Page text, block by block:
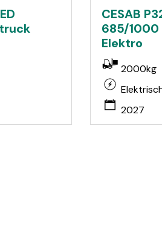
CESAB
685/
Elektro
2000kg
2027